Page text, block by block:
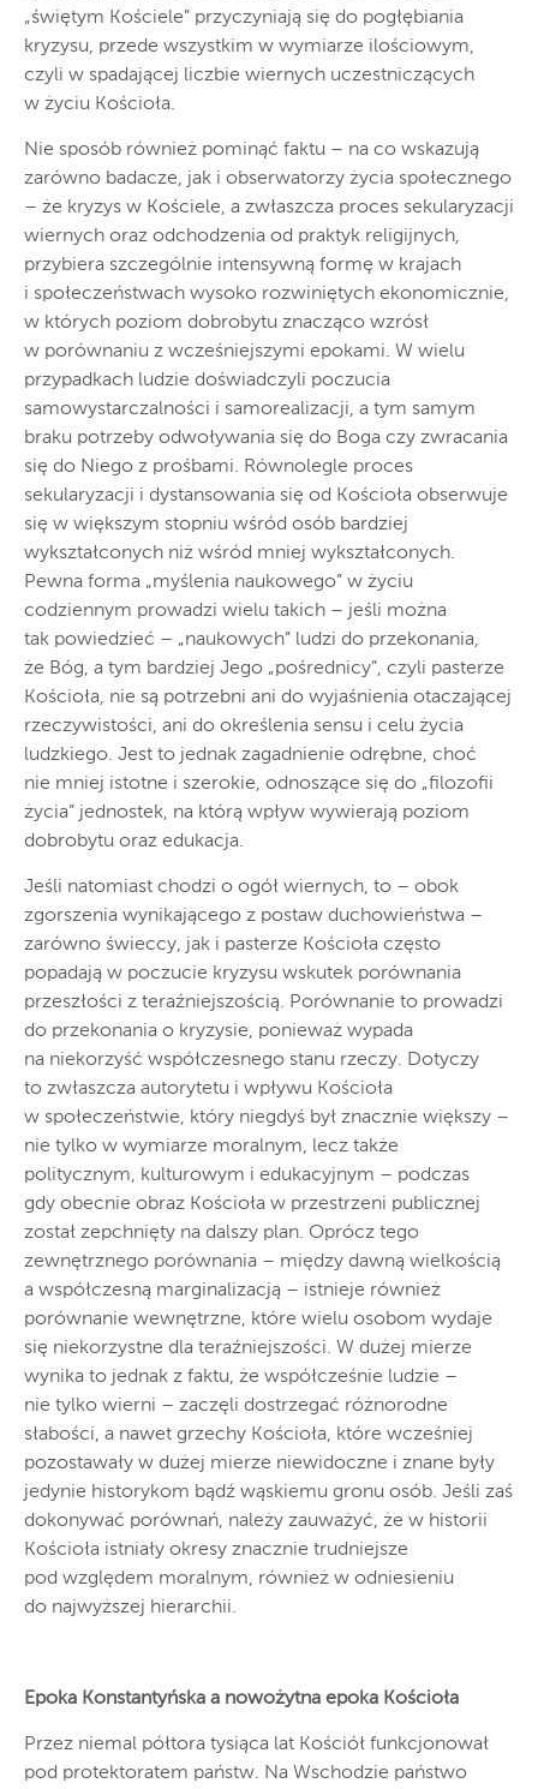
„świętym Kościele” przyczyniają się do pogłębiania
kryzysu, przede wszystkim w wymiarze ilościowym,
czyli w spadającej liczbie wiernych uczestniczących
w życiu Kościoła.
Nie sposób również pominąć faktu – na co wskazują
zarówno badacze, jak i obserwatorzy życia społecznego
– że kryzys w Kościele, a zwłaszcza proces sekularyzacji
wiernych oraz odchodzenia od praktyk religijnych,
przybiera szczególnie intensywną formę w krajach
i społeczeństwach wysoko rozwiniętych ekonomicznie,
w których poziom dobrobytu znacząco wzrósł
w porównaniu z wcześniejszymi epokami. W wielu
przypadkach ludzie doświadczyli poczucia
samowystarczalności i samorealizacji, a tym samym
braku potrzeby odwoływania się do Boga czy zwracania
się do Niego z prośbami. Równolegle proces
sekularyzacji i dystansowania się od Kościoła obserwuje
się w większym stopniu wśród osób bardziej
wykształconych niż wśród mniej wykształconych.
Pewna forma „myślenia naukowego” w życiu
codziennym prowadzi wielu takich – jeśli można
tak powiedzieć – „naukowych” ludzi do przekonania,
że Bóg, a tym bardziej Jego „pośrednicy”, czyli pasterze
Kościoła, nie są potrzebni ani do wyjaśnienia otaczającej
rzeczywistości, ani do określenia sensu i celu życia
ludzkiego. Jest to jednak zagadnienie odrębne, choć
nie mniej istotne i szerokie, odnoszące się do „filozofii
życia” jednostek, na którą wpływ wywierają poziom
dobrobytu oraz edukacja.
Jeśli natomiast chodzi o ogół wiernych, to – obok
zgorszenia wynikającego z postaw duchowieństwa –
zarówno świeccy, jak i pasterze Kościoła często
popadają w poczucie kryzysu wskutek porównania
przeszłości z teraźniejszością. Porównanie to prowadzi
do przekonania o kryzysie, ponieważ wypada
na niekorzyść współczesnego stanu rzeczy. Dotyczy
to zwłaszcza autorytetu i wpływu Kościoła
w społeczeństwie, który niegdyś był znacznie większy –
nie tylko w wymiarze moralnym, lecz także
politycznym, kulturowym i edukacyjnym – podczas
gdy obecnie obraz Kościoła w przestrzeni publicznej
został zepchnięty na dalszy plan. Oprócz tego
zewnętrznego porównania – między dawną wielkością
a współczesną marginalizacją – istnieje również
porównanie wewnętrzne, które wielu osobom wydaje
się niekorzystne dla teraźniejszości. W dużej mierze
wynika to jednak z faktu, że współcześnie ludzie –
nie tylko wierni – zaczęli dostrzegać różnorodne
słabości, a nawet grzechy Kościoła, które wcześniej
pozostawały w dużej mierze niewidoczne i znane były
jedynie historykom bądź wąskiemu gronu osób. Jeśli zaś
dokonywać porównań, należy zauważyć, że w historii
Kościoła istniały okresy znacznie trudniejsze
pod względem moralnym, również w odniesieniu
do najwyższej hierarchii.
Epoka Konstantyńska a nowożytna epoka Kościoła
Przez niemal półtora tysiąca lat Kościół funkcjonował
pod protektoratem państw. Na Wschodzie państwo